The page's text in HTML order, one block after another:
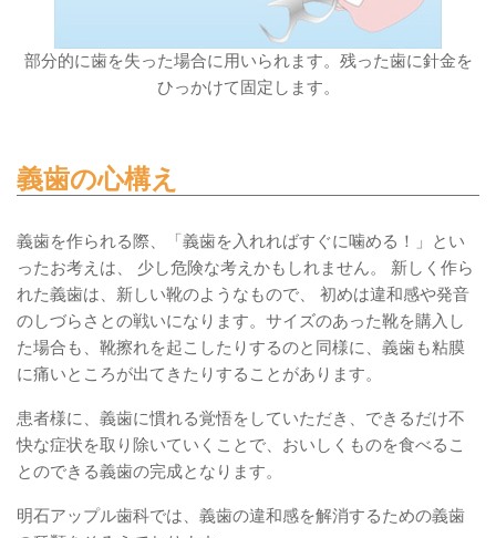
部分的に歯を失った場合に用いられます。残った歯に針金を
ひっかけて固定します。
義歯の心構え
義歯を作られる際、「義歯を入れればすぐに噛める！」とい
ったお考えは、 少し危険な考えかもしれません。 新しく作ら
れた義歯は、新しい靴のようなもので、 初めは違和感や発音
のしづらさとの戦いになります。サイズのあった靴を購入し
た場合も、靴擦れを起こしたりするのと同様に、義歯も粘膜
に痛いところが出てきたりすることがあります。
患者様に、義歯に慣れる覚悟をしていただき、できるだけ不
快な症状を取り除いていくことで、おいしくものを食べるこ
とのできる義歯の完成となります。
明石アップル歯科では、義歯の違和感を解消するための義歯